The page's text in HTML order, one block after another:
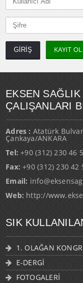
KAYIT OL
EKSEN
ÇALIŞANLARI
Adres : Atatürk
Çankaya/ANKARA
Tel: +90 (312) 230 46
Fax: +90 (312) 230 42
Email:
Web: http://
SIK
1. OLAĞAN
E-DERGİ
FOTOGALERİ